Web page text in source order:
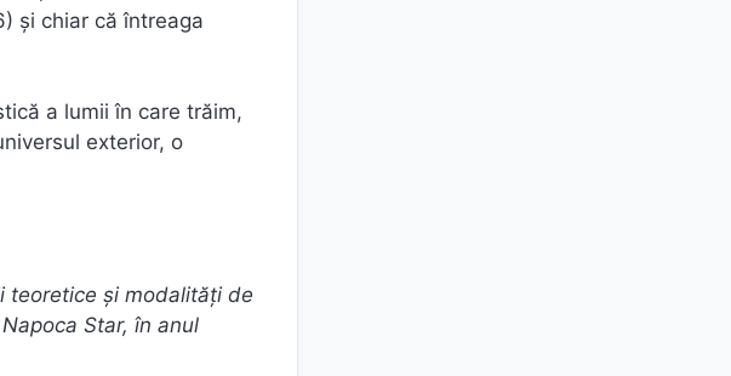
şi chiar că întreaga
a lumii în care trăim,
exterior, o
teoretice și modalități de
Star, în anul